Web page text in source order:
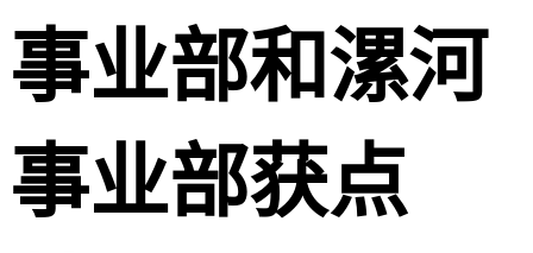
事业部和漯河
事业部获点